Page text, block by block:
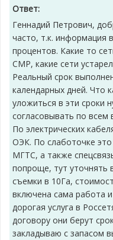
Ответ:
Геннадий Петрович,
часто, т.к. информация
процентов. Какие то
СМР, какие сети
Реальный срок
календарных дней. Что
уложиться в эти сроки
согласовывать по
По электрических
ОЭК. По слаботочке
МГТС, а также
попроще, тут
съемки в 10Га,
включена сама работа
дорогая услуга в
договору они берут
закладываю с запасом